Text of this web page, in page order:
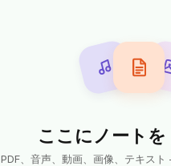
ここにノート
PDF、音声、動画、画像、テキスト